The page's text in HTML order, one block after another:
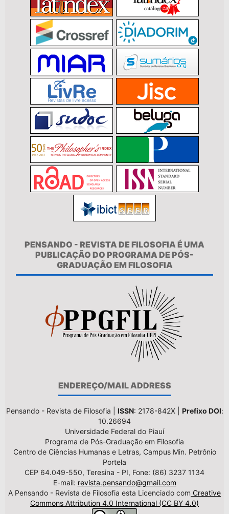
PENSANDO - REVISTA DE FILOSOFIA É UMA
PUBLICAÇÃO DO PROGRAMA DE PÓS-
GRADUAÇÃO EM FILOSOFIA
ENDEREÇO/MAIL ADDRESS
Pensando - Revista de Filosofia | ISSN: 2178-842X | Prefixo DOI:
10.26694
Universidade Federal do Piauí
Programa de Pós-Graduação em Filosofia
Centro de Ciências Humanas e Letras, Campus Min. Petrônio
Portela
CEP 64.049-550, Teresina - PI, Fone: (86) 3237 1134
E-mail: revista.pensando@gmail.com
A Pensando - Revista de Filosofia esta Licenciado com Creative
Commons Attribution 4.0 International (CC BY 4.0)